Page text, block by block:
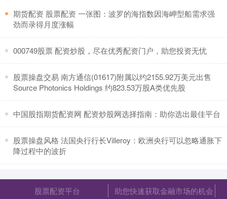
​期货配资 股票配资 一张图：波罗的海指数因海岬型船需求强
劲而录得月度涨幅
​000749股票 配资炒股，尽在优秀配资门户，助您投资无忧
​股票操盘交易 南方通信(01617)附属以约2155.92万美元出售
Source Photonics Holdings 约823.53万股A类优先股
​中国股指期货配资网 配资炒股网选择指南：助你选出最佳平台
​股票操盘风格 法国央行行长Villeroy：欧洲央行可以忽略通胀下
降过程中的波折
股票配资平台 助您快速获取金融市场的机会